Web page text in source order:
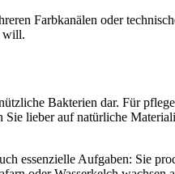
Farbkanälen oder
will.
Bakterien dar. Für
lieber auf natürliche
essenzielle Aufgaben: Sie